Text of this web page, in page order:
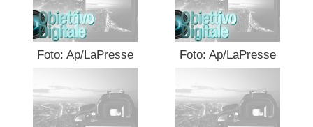
Foto: Ap/LaPresse Foto: Ap/LaPresse